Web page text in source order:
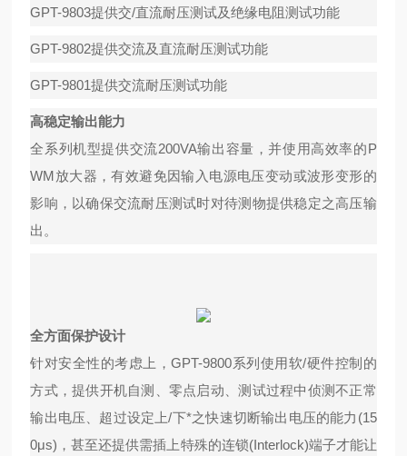
GPT-9803提供交/直流耐压测试及绝缘电阻测试功能
GPT-9802提供交流及直流耐压测试功能
GPT-9801提供交流耐压测试功能
高稳定输出能力
全系列机型提供交流200VA输出容量，并使用高效率的P
WM放大器，有效避免因输入电源电压变动或波形变形的
影响，以确保交流耐压测试时对待测物提供稳定之高压输
出。
全方面保护设计
针对安全性的考虑上，GPT-9800系列使用软/硬件控制的
方式，提供开机自测、零点启动、测试过程中侦测不正常
输出电压、超过设定上/下*之快速切断输出电压的能力(15
0μs)，甚至还提供需插上特殊的连锁(Interlock)端子才能让